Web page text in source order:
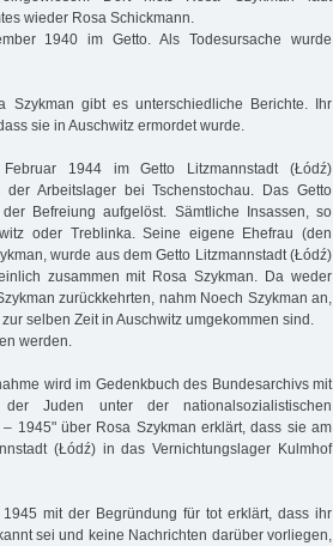
wieder Rosa Schickmann.
1940 im Getto. Als Todesursache wurde
Szykman gibt es unterschiedliche Berichte. Ihr
sie in Auschwitz ermordet wurde.
1944 im Getto Litzmannstadt (Łódź)
Arbeitslager bei Tschenstochau. Das Getto
Befreiung aufgelöst. Sämtliche Insassen, so
oder Treblinka. Seine eigene Ehefrau (den
wurde aus dem Getto Litzmannstadt (Łódź)
zusammen mit Rosa Szykman. Da weder
zurückkehrten, nahm Noech Szykman an,
selben Zeit in Auschwitz umgekommen sind.
werden.
wird im Gedenkbuch des Bundesarchivs mit
Juden unter der nationalsozialistischen
1945" über Rosa Szykman erklärt, dass sie am
(Łódź) in das Vernichtungslager Kulmhof
mit der Begründung für tot erklärt, dass ihr
sei und keine Nachrichten darüber vorliegen,